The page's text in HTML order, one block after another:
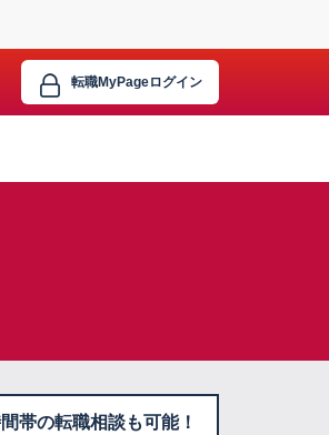
転職MyPageログイン
帯の転職相談も可能！